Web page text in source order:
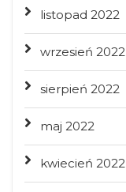
listopad 2022
wrzesień 2022
sierpień 2022
maj 2022
kwiecień 2022